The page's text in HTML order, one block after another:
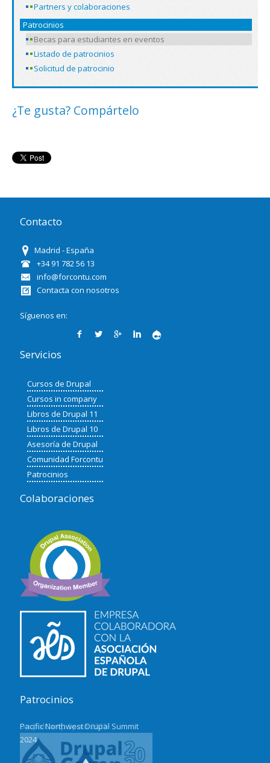
Partners y colaboraciones
Patrocinios
Becas para estudiantes en eventos
Listado de patrocinios
Solicitud de patrocinio
¿Te gusta? Compártelo
Contacto
Madrid - España
+34 91 782 56 13
info@forcontu.com
Contacta con nosotros
Síguenos en:
Servicios
Cursos de Drupal
Cursos in company
Libros de Drupal 11
Libros de Drupal 10
Asesoría de Drupal
Comunidad Forcontu
Patrocinios
Colaboraciones
Patrocinios
DrupalCamp Spain 2025
Pacific Northwest Drupal Summit
2024